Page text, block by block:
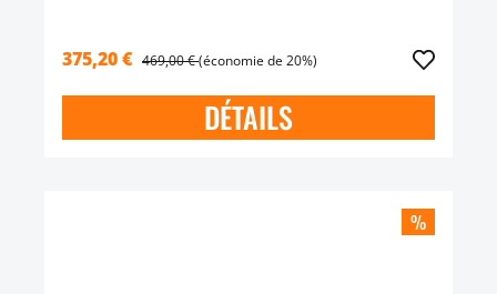
375,20 € 469,00 €(économie de 20%)
DÉTAILS
%